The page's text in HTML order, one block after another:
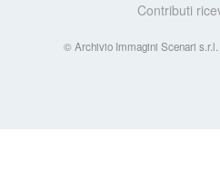
Contributi
© Archivio Immagini Scenari